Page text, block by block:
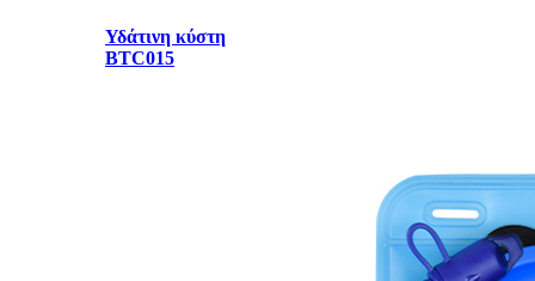
Υδάτινη κύστη
BTC015